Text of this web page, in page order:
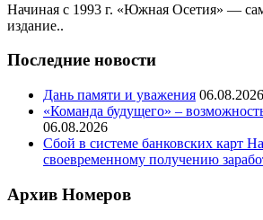
Начиная с 1993 г. «Южная Осетия» —
издание..
Последние новости
Дань памяти и уважения 06.08.2026
«Команда будущего» –
06.08.2026
Сбой в системе банковских карт
своевременному получению
Архив Номеров